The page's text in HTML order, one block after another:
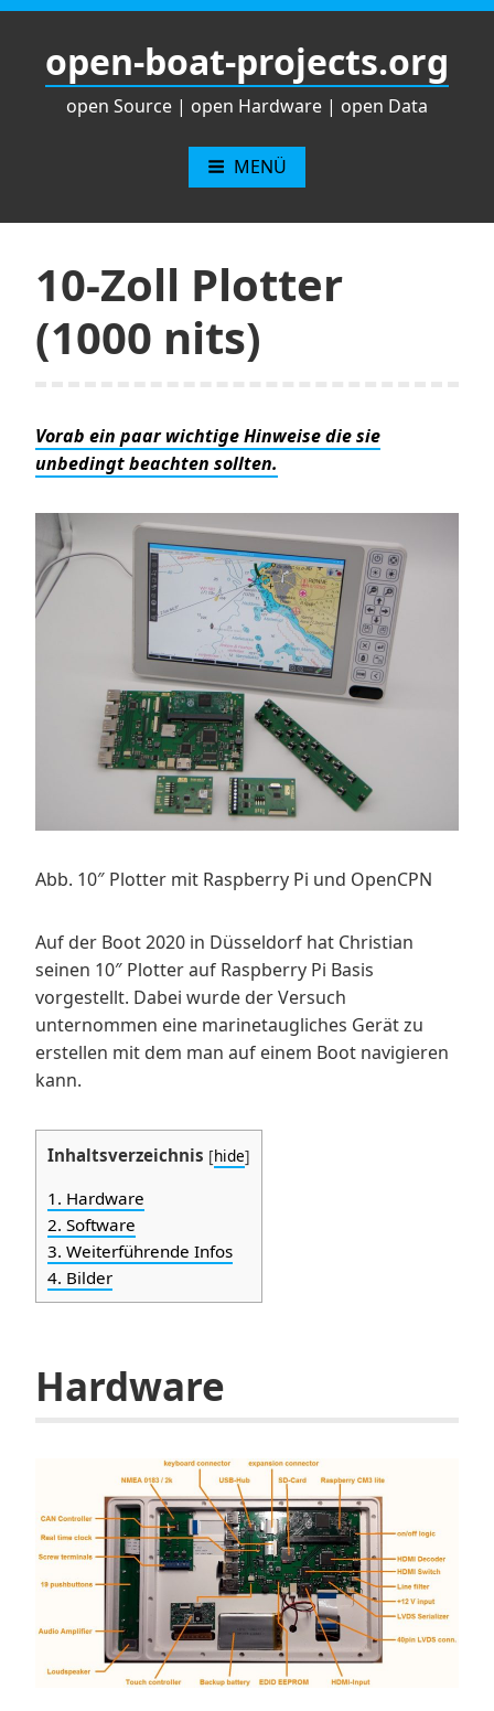
Zum
springenopen-boat-projects.org
open Source | open Hardware | open Data
MENÜ
10-Zoll Plotter
(1000 nits)
Vorab ein paar wichtige Hinweise die sie
unbedingt beachten sollten.
Abb. 10″ Plotter mit Raspberry Pi und OpenCPN
Auf der Boot 2020 in Düsseldorf hat Christian
seinen 10″ Plotter auf Raspberry Pi Basis
vorgestellt. Dabei wurde der Versuch
unternommen eine marinetaugliches Gerät zu
erstellen mit dem man auf einem Boot navigieren
kann.
Inhaltsverzeichnis [hide]
1. Hardware
2. Software
3. Weiterführende Infos
4. Bilder
Hardware